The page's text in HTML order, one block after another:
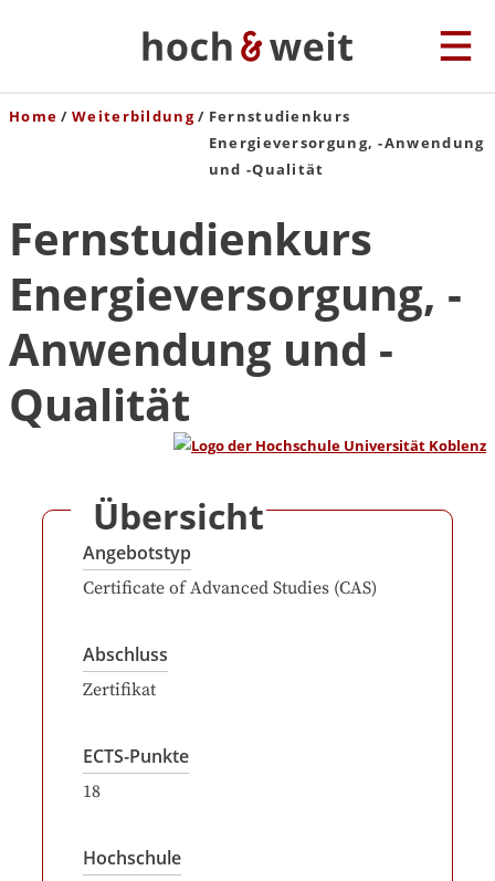
Home Weiterbildung
Fernstudienkurs
Energieversorgung, -Anwendung
und -Qualität
Fernstudienkurs
Energieversorgung, -
Anwendung und -
Qualität
Übersicht
Angebotstyp
Certificate of Advanced Studies (CAS)
Abschluss
Zertifikat
ECTS-Punkte
18
Hochschule